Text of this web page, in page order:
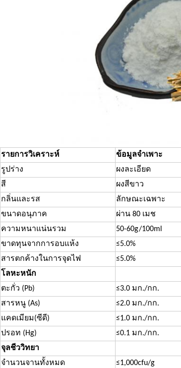
รายการวิเคราะห์ ข้อมูลจำเพาะ
รูปร่าง
ผงละเอียด
สี
ผงสีขาว
กลิ่นและรส
ลักษณะเฉพาะ
ขนาดอนุภาค
ผ่าน 80 เมช
ความหนาแน่นรวม
50-60g/100ml
ขาดทุนจากการอบแห้ง
≤5.0%
สารตกค้างในการจุดไฟ
≤5.0%
โลหะหนัก
ตะกั่ว (Pb)
≤3.0 มก./กก.
สารหนู (As)
≤2.0 มก./กก.
แคดเมียม(ซีดี)
≤1.0 มก./กก.
ปรอท (Hg)
≤0.1 มก./กก.
จุลชีววิทยา
จำนวนจานทั้งหมด
≤1,000cfu/g